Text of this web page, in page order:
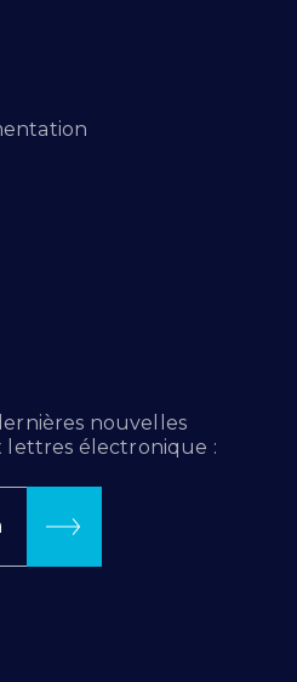
nouvelles
lettres électronique :